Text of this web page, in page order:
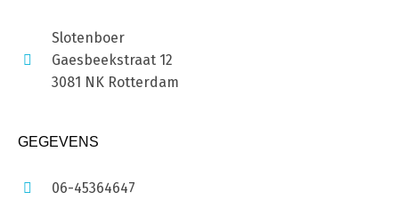
Slotenboer
Gaesbeekstraat 12
3081 NK Rotterdam
GEGEVENS
06-45364647